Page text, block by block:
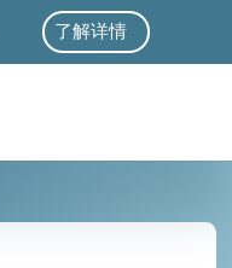
了解详情